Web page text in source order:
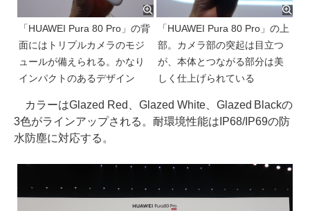
「HUAWEI Pura 80 Pro」の背
面にはトリプルカメラのモジ
ュールが備えられる。かなり
インパクトのあるデザイン
「HUAWEI Pura 80 Pro」の上
部。カメラ部の突起は目立つ
が、本体とつながる部分は美
しく仕上げられている
カラーはGlazed Red、Glazed White、Glazed Blackの
3色がラインアップされる。耐環境性能はIP68/IP69の防
水防塵に対応する。